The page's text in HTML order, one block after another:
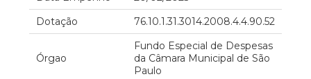
Dotação
76.10.1.31.3014.2008.4.4.90.52
Órgao
Fundo Especial de Despesas
da Câmara Municipal de São
Paulo